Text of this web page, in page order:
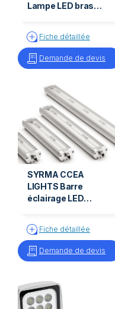
Lampe LED bras
Fiche détaillée
Demande de devis
SYRMA CCEA
LIGHTS Barre
éclairage LED
Fiche détaillée
Demande de devis